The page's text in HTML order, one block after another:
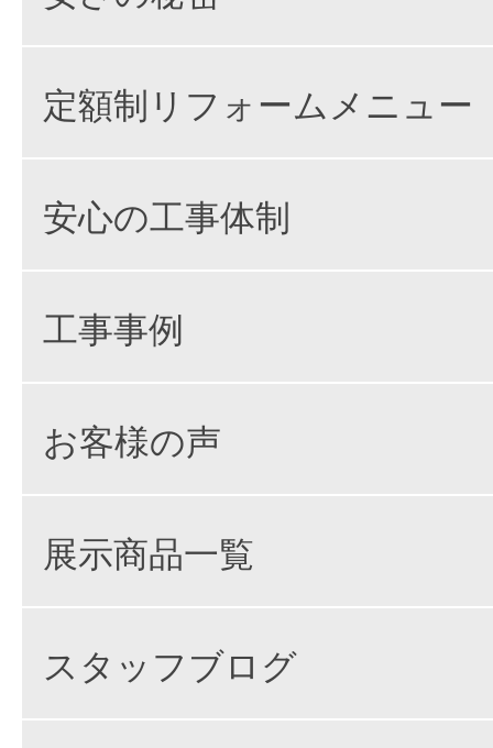
定額制リフォームメニュー
安心の工事体制
工事事例
お客様の声
展示商品一覧
スタッフブログ